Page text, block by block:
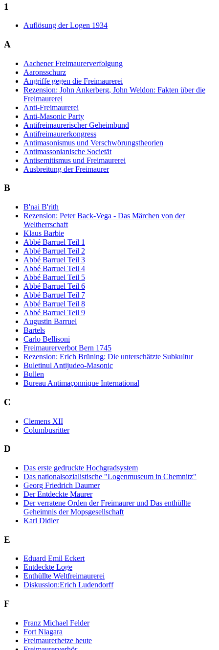
1
Auflösung der Logen 1934
A
Aachener Freimaurerverfolgung
Aaronsschurz
Angriffe gegen die Freimaurerei
Rezension: John Ankerberg, John Weldon: Fakten über die
Freimaurerei
Anti-Freimaurerei
Anti-Masonic Party
Antifreimaurerischer Geheimbund
Antifreimaurerkongress
Antimasonismus und Verschwörungstheorien
Antimassonianische Societät
Antisemitismus und Freimaurerei
Ausbreitung der Freimaurer
B
B'nai B'rith
Rezension: Peter Back-Vega - Das Märchen von der
Weltherrschaft
Klaus Barbie
Abbé Barruel Teil 1
Abbé Barruel Teil 2
Abbé Barruel Teil 3
Abbé Barruel Teil 4
Abbé Barruel Teil 5
Abbé Barruel Teil 6
Abbé Barruel Teil 7
Abbé Barruel Teil 8
Abbé Barruel Teil 9
Augustin Barruel
Bartels
Carlo Bellisoni
Freimaurerverbot Bern 1745
Rezension: Erich Brüning: Die unterschätzte Subkultur
Buletinul Antijudeo-Masonic
Bullen
Bureau Antimaçonnique International
C
Clemens XII
Columbusritter
D
Das erste gedruckte Hochgradsystem
Das nationalsozialistische "Logenmuseum in Chemnitz"
Georg Friedrich Daumer
Der Entdeckte Maurer
Der verratene Orden der Freimaurer und Das enthüllte
Geheimnis der Mopsgesellschaft
Karl Didler
E
Eduard Emil Eckert
Entdeckte Loge
Enthüllte Weltfreimaurerei
Diskussion:Erich Ludendorff
F
Franz Michael Felder
Fort Niagara
Freimaurerhetze heute